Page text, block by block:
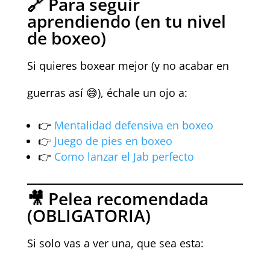
aprendiendo (en tu nivel
de boxeo)
Si quieres boxear mejor (y no acabar en
guerras así 😅), échale un ojo a:
👉 Mentalidad defensiva en boxeo
👉 Juego de pies en boxeo
👉 Como lanzar el Jab perfecto
🎥 Pelea recomendada
(OBLIGATORIA)
Si solo vas a ver una, que sea esta: